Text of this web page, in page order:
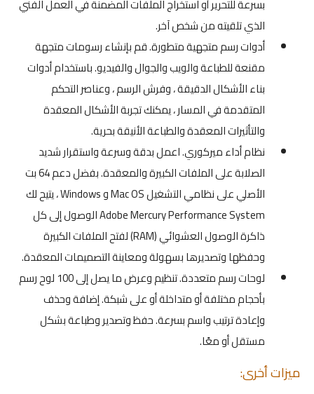
بسرعة للتحرير أو استخراج الملفات المضمنة في العمل الفني
الذي تلقيته من شخص آخر.
أدوات رسم متجهية متطورة. قم بإنشاء رسومات متجهة
مقنعة للطباعة والويب والجوال والفيديو. باستخدام أدوات
بناء الأشكال الدقيقة ، وفرش الرسم ، وعناصر التحكم
المتقدمة في المسار ، يمكنك تجربة الأشكال المعقدة
والتأثيرات المعقدة والطباعة الأنيقة بحرية.
نظام أداء ميركوري. اعمل بدقة وسرعة واستقرار شديد
الصلابة على الملفات الكبيرة والمعقدة. بفضل دعم 64 بت
الأصلي على نظامي التشغيل Mac OS و Windows ، يتيح لك
Adobe Mercury Performance System الوصول إلى كل
ذاكرة الوصول العشوائي (RAM) لفتح الملفات الكبيرة
وحفظها وتصديرها بسهولة ومعاينة التصميمات المعقدة.
لوحات رسم متعددة. تنظيم وعرض ما يصل إلى 100 لوح رسم
بأحجام مختلفة أو متداخلة أو على شبكة. إضافة وحذف
وإعادة ترتيب واسم بسرعة. حفظ وتصدير وطباعة بشكل
مستقل أو معًا.
ميزات أخرى: